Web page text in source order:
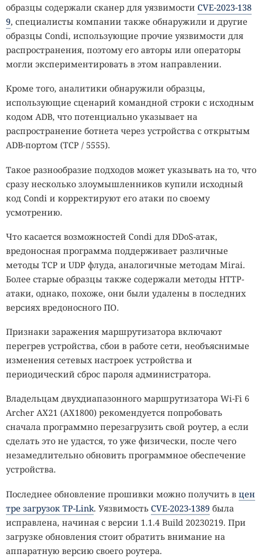
образцы содержали сканер для уязвимости CVE-2023-138
9, специалисты компании также обнаружили и другие
образцы Condi, использующие прочие уязвимости для
распространения, поэтому его авторы или операторы
могли экспериментировать в этом направлении.
Кроме того, аналитики обнаружили образцы,
использующие сценарий командной строки с исходным
кодом ADB, что потенциально указывает на
распространение ботнета через устройства с открытым
ADB-портом (TCP / 5555).
Такое разнообразие подходов может указывать на то, что
сразу несколько злоумышленников купили исходный
код Condi и корректируют его атаки по своему
усмотрению.
Что касается возможностей Condi для DDoS-атак,
вредоносная программа поддерживает различные
методы TCP и UDP флуда, аналогичные методам Mirai.
Более старые образцы также содержали методы HTTP-
атаки, однако, похоже, они были удалены в последних
версиях вредоносного ПО.
Признаки заражения маршрутизатора включают
перегрев устройства, сбои в работе сети, необъяснимые
изменения сетевых настроек устройства и
периодический сброс пароля администратора.
Владельцам двухдиапазонного маршрутизатора Wi-Fi 6
Archer AX21 (AX1800) рекомендуется попробовать
сначала программно перезагрузить свой роутер, а если
сделать это не удастся, то уже физически, после чего
незамедлительно обновить программное обеспечение
устройства.
Последнее обновление прошивки можно получить в цен
тре загрузок TP-Link. Уязвимость CVE-2023-1389 была
исправлена, начиная с версии 1.1.4 Build 20230219. При
загрузке обновления стоит обратить внимание на
аппаратную версию своего роутера.